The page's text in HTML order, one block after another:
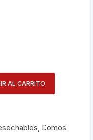
RAK
AL CARRITO
, Domos